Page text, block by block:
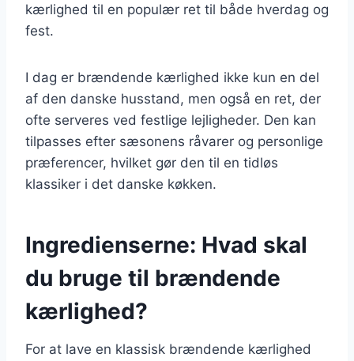
kærlighed til en populær ret til både hverdag og
fest.
I dag er brændende kærlighed ikke kun en del
af den danske husstand, men også en ret, der
ofte serveres ved festlige lejligheder. Den kan
tilpasses efter sæsonens råvarer og personlige
præferencer, hvilket gør den til en tidløs
klassiker i det danske køkken.
Ingredienserne: Hvad skal
du bruge til brændende
kærlighed?
For at lave en klassisk brændende kærlighed